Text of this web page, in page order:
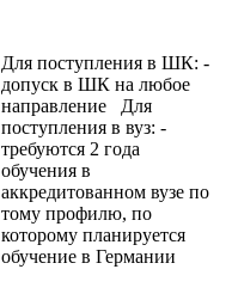
Для поступления в ШК: -
допуск в ШК на любое
направление Для
поступления в вуз: -
требуются 2 года
обучения в
аккредитованном вузе по
тому профилю, по
которому планируется
обучение в Германии